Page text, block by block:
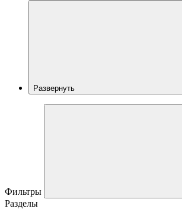
Развернуть
Фильтры
Разделы